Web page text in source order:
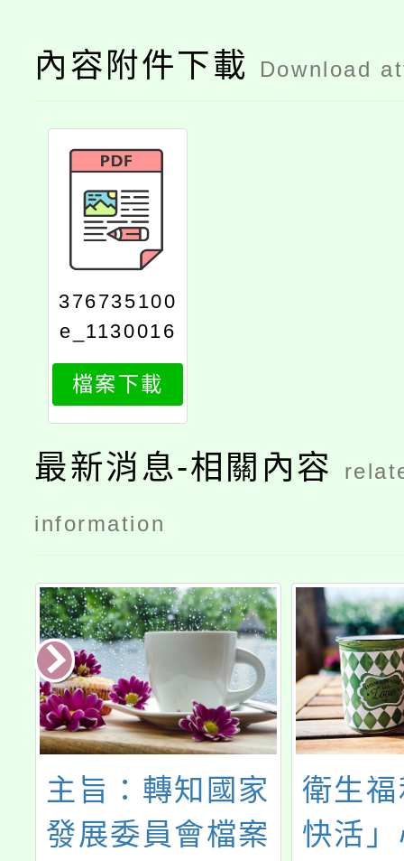
內容附件下載 Download
376735100
e_1130016
6181_attac
h1
檔案下載
最新消息-相關內容
information
主旨：轉知國家
發展委員會檔案
衛生
快活